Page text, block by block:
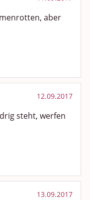
aber
12.09.2017
steht, werfen
13.09.2017